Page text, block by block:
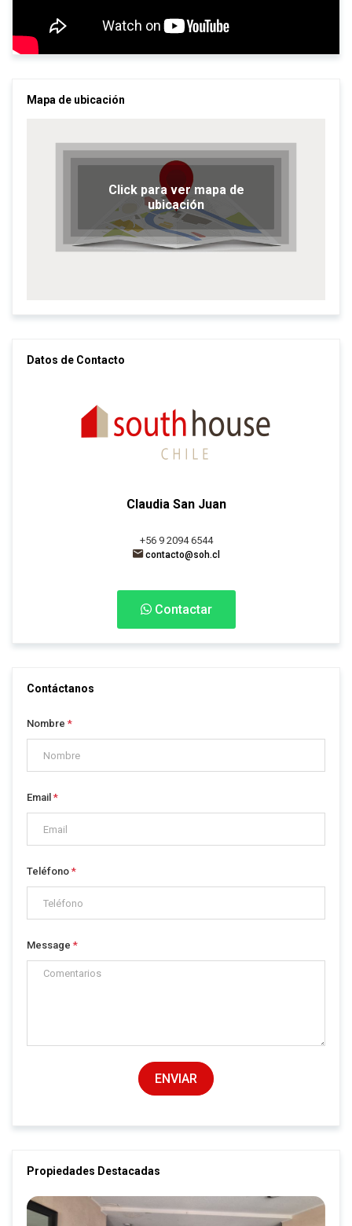
Mapa de ubicación
Click para ver mapa de
ubicación
Datos de Contacto
Claudia San Juan
+56 9 2094 6544
contacto@soh.cl
Contactar
Contáctanos
Nombre *
Email *
Teléfono *
Message *
ENVIAR
Propiedades Destacadas